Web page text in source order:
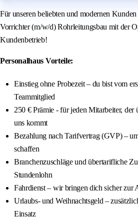
Für unseren beliebten und modernen
Vorrichter (m/w/d) Rohrleitungsbau mit der
Kundenbetrieb!
Personalhaus Vorteile:
Einstieg ohne Probezeit – du bist vom
Teammitglied
250 € Prämie - für jeden Mitarbeiter, der
uns kommt
Bezahlung nach Tarifvertrag (GVP) –
schaffen
Branchenzuschläge und übertarifliche
Stundenlohn
Fahrdienst – wir bringen dich sicher zur
Urlaubs- und Weihnachtsgeld –
Einsatz